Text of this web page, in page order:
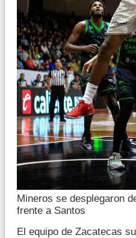
Mineros se desplegaron
frente a Santos
El equipo de Zacatecas